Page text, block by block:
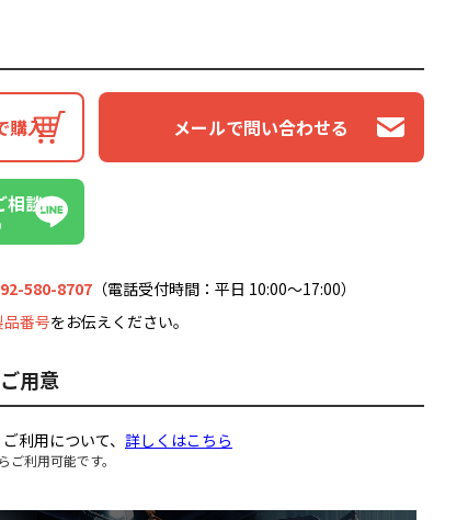
購入 メールで問い合わせる
相談
580-8707 （電話受付時間：平日 10:00～17:00）
番号をお伝えください。
用意
利用について、 詳しくはこちら
利用可能です。